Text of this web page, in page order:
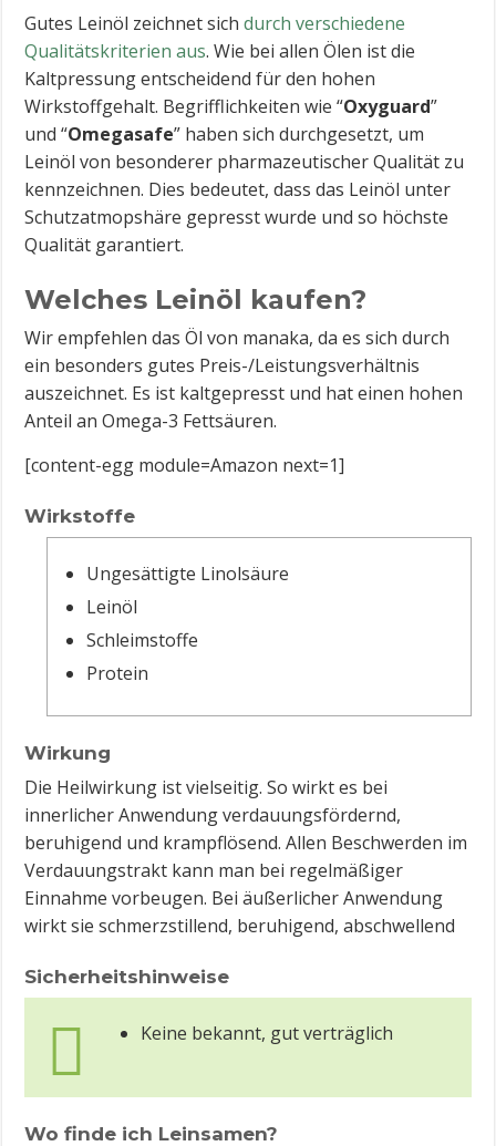
Gutes Leinöl zeichnet sichdurch verschiedene
Qualitätskriterien aus. Wie bei allen Ölen ist die
Kaltpressung entscheidend für den hohen
Wirkstoffgehalt. Begrifflichkeiten wie “Oxyguard”
und “Omegasafe” haben sich durchgesetzt, um
Leinöl von besonderer pharmazeutischer Qualität zu
kennzeichnen. Dies bedeutet, dass das Leinöl unter
Schutzatmopshäre gepresst wurde und so höchste
Qualität garantiert.
Welches Leinöl kaufen?
Wir empfehlen das Öl von manaka, da es sich durch
ein besonders gutes Preis-/Leistungsverhältnis
auszeichnet. Es ist kaltgepresst und hat einen hohen
Anteil an Omega-3 Fettsäuren.
[content-egg module=Amazon next=1]
Wirkstoffe
Ungesättigte Linolsäure
Leinöl
Schleimstoffe
Protein
Wirkung
Die Heilwirkung ist vielseitig. So wirkt es bei
innerlicher Anwendung verdauungsfördernd,
beruhigend und krampflösend. Allen Beschwerden im
Verdauungstrakt kann man bei regelmäßiger
Einnahme vorbeugen. Bei äußerlicher Anwendung
wirkt sie schmerzstillend, beruhigend, abschwellend
Sicherheitshinweise
Keine bekannt, gut verträglich
Wo finde ich Leinsamen?